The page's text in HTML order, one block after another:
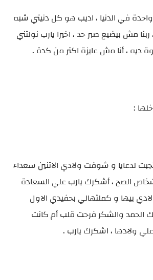
واحدة في الدنيا ، اديب هو كل دنيتي شبه
مش بيضيع صبر حد ، اخيرا يارب نولتني
ديه ، أنا مش عايزة اكتر من كدة .
:
لدعايا و شوفت ولادي الاتنين سعداء
الصح ، أشكرك يارب علي السعادة
بيها و كملتهالي بحفيدي الاول
الحمد والشكر فرحت قلب أم كانت
ولادها ، اشكرك يارب .